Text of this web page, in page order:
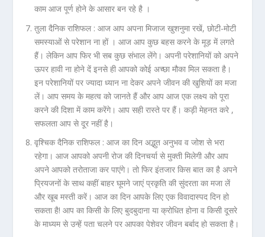
काम आज पूर्ण होने के आसार बन रहे है ।
तुला दैनिक राशिफल :आज आप अपना मिजाज खुशनुमा रखें, छोटी-मोटी
समस्याओं से परेशान ना हों । आज आप कुछ बहस करने के मूड़ में लगते
हैं। लेकिन आप फिर भी सब कुछ संभाल लेंगे। अपनी परेशानियों को अपने
ऊपर हावी ना होने दें इनसे ही आपको कोई अच्छा मौका मिल सकता है।
इन परेशानियों पर ज्यादा ध्यान ना देकर अपने जीवन की खुशियों का मजा
लें। आप समय के महत्व को जानते हैं और आप आज एक लक्ष्य को पूरा
करने की दिशा में काम करेंगे। आप सही रास्ते पर हैं। कड़ी मेहनत करे ,
सफलता आप से दूर नहीं है।
वृश्चिक दैनिक राशिफल :आज का दिन अद्भुत अनुभव व जोश से भरा
रहेगा। आज आपको अपनी रोज की दिनचर्या से मुक्ती मिलेगी और आप
अपने आपको तरोताजा कर पाएंगे। तो फिर इंतजार किस बात का है अपने
प्रियजनों के साथ कहीं बाहर घूमने जाएं प्रकृति की सुंदरता का मजा लें
और खूब मस्ती करें। आज का दिन आपके लिए एक विवादास्पद दिन हो
सकता है! आप का किसी के लिए बुदबुदाना या क्रोधित होना व किसी दूसरे
के माध्यम से उन्हें पता चलने पर आपका पेशेवर जीवन बर्बाद हो सकता है।